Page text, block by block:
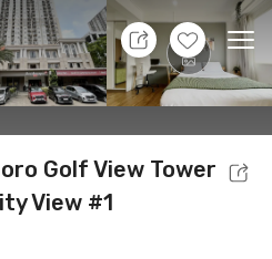
+17
tahu
Lokasi Aturan
Golf View Tower
View #1